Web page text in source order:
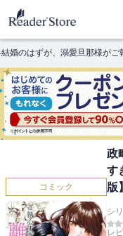
婚のはずが、溺愛旦那様が
コミック
政
す
版
シ
レ